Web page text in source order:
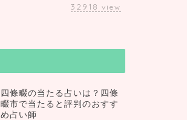
32918 view
四條畷の当たる占いは？四條
畷市で当たると評判のおすす
め占い師